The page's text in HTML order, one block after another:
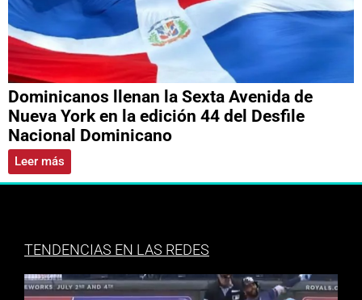
Dominicanos llenan la Sexta Avenida de
Nueva York en la edición 44 del Desfile
Nacional Dominicano
Leer más
TENDENCIAS EN LAS REDES